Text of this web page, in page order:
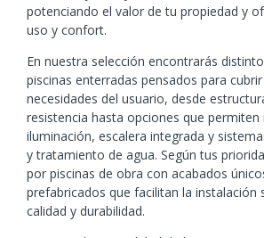
potenciando el valor de tu propiedad y
uso y confort.
En nuestra selección encontrarás
piscinas enterradas pensados para
necesidades del usuario, desde
resistencia hasta opciones que
iluminación, escalera integrada y
y tratamiento de agua. Según tus
por piscinas de obra con acabados
prefabricados que facilitan la instalación
calidad y durabilidad.